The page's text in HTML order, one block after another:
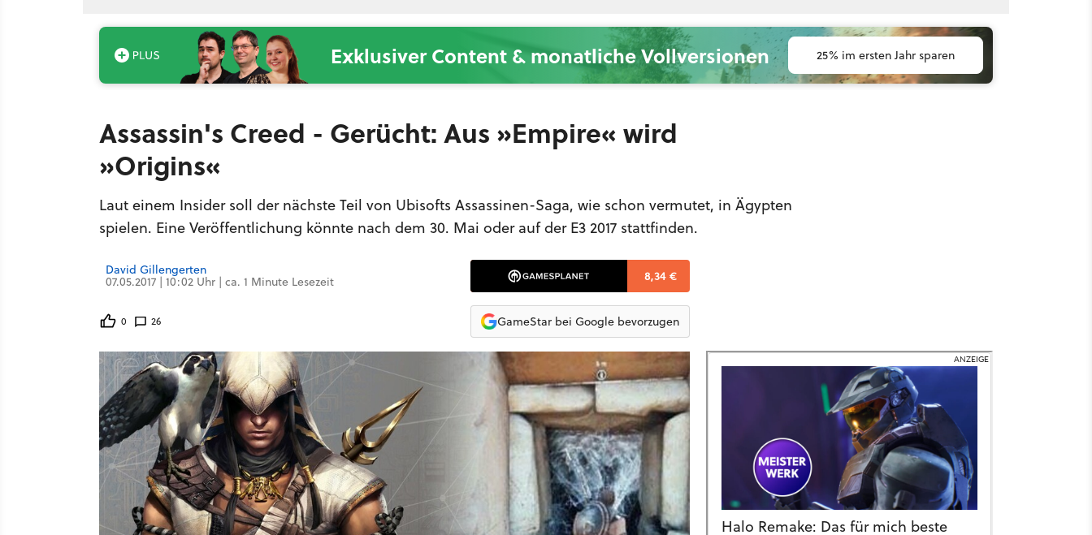
Exklusiver Content & monatliche Vollversionen 25% im ersten Jahr sparen
Assassin's Creed - Gerücht: Aus »Empire« wird
»Origins«
Laut einem Insider soll der nächste Teil von Ubisofts Assassinen-Saga, wie schon vermutet, in Ägypten
spielen. Eine Veröffentlichung könnte nach dem 30. Mai oder auf der E3 2017 stattfinden.
David Gillengerten
07.05.2017 | 10:02 Uhr | ca. 1 Minute Lesezeit
0 26
8,34 €
GameStar bei Google bevorzugen